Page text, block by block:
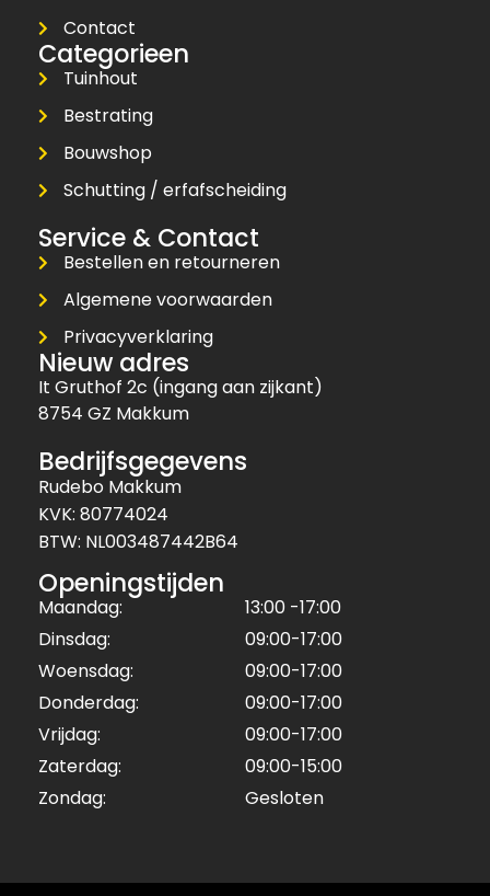
Contact
Categorieen
Tuinhout
Bestrating
Bouwshop
Schutting / erfafscheiding
Service & Contact
Bestellen en retourneren
Algemene voorwaarden
Privacyverklaring
Nieuw adres
It Gruthof 2c (ingang aan zijkant)
8754 GZ Makkum
Bedrijfsgegevens
Rudebo Makkum
KVK: 80774024
BTW: NL003487442B64
Openingstijden
Maandag:
13:00 -17:00
Dinsdag:
09:00-17:00
Woensdag:
09:00-17:00
Donderdag:
09:00-17:00
Vrijdag:
09:00-17:00
Zaterdag:
09:00-15:00
Zondag:
Gesloten